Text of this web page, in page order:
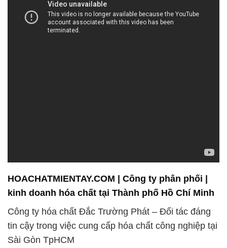
Công ty hóa chất Đắc Trường Phát – Đối tác đáng
tin cậy trong việc cung cấp hóa chất công nghiệp tại
Sài Gòn TpHCM
Chúng tôi tự hào là một trong những đối tác hàng
đầu về cung cấp hóa chất công nghiệp tại Sài Gòn,
TpHCM. Với nhiều năm kinh nghiệm trong ngành,
chúng tôi đã xây dựng uy tín và lòng tin từ phía